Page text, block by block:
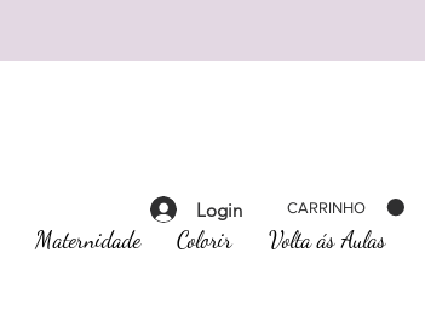
Maternidade Colorir Volta ás Aulas
CARRINHO
Login